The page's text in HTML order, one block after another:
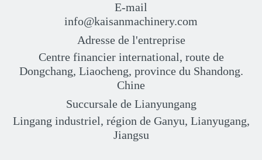
E-mail
info@kaisanmachinery.com
Adresse de l'entreprise
Centre financier international, route de
Dongchang, Liaocheng, province du Shandong.
Chine
Succursale de Lianyungang
Lingang industriel, région de Ganyu, Lianyugang,
Jiangsu